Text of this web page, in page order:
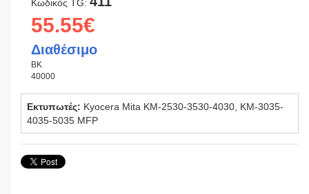
Κωδικός TG:
55.55€
Διαθέσιμο
BK
40000
Εκτυπωτές: Kyocera Mita KM-2530-3530-4030, KM-3035-
4035-5035 MFP